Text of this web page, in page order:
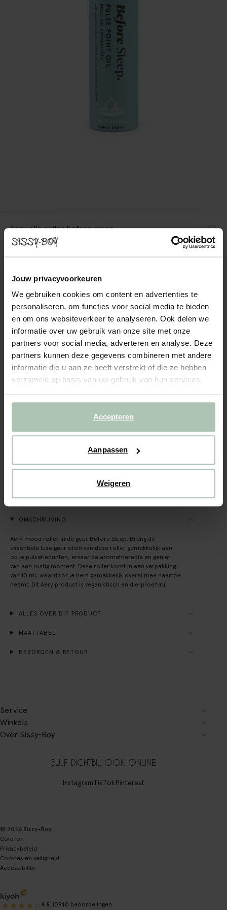
Jouw privacyvoorkeuren
We gebruiken cookies om content en advertenties te
personaliseren, om functies voor social media te bieden
en om ons websiteverkeer te analyseren. Ook delen we
informatie over uw gebruik van onze site met onze
partners voor social media, adverteren en analyse. Deze
partners kunnen deze gegevens combineren met andere
informatie die u aan ze heeft verstrekt of die ze hebben
verzameld op basis van uw gebruik van hun services.
Accepteren
Aanpassen
Weigeren
Aery olie roller before sleep
Kleuren
IN WINKELMAND
BEKIJK WINKELVOORRAAD
Snelle levering
REVIEWS (4)
OMSCHRIJVING
Aery mood roller in de geur Before Sleep. Breng de
essentiële luxe geur oliën van deze roller gemakkelijk aan
op je pulsatiepunten, ervaar de aromatherapie en geniet
van een rustig moment. Deze roller komt in een verpakking
van 10 ml, waardoor je hem gemakkelijk overal mee naartoe
neemt. Dit Aery product is veganistisch en dierproefvrij.
ALLES OVER DIT PRODUCT
MAATTABEL
BEZORGEN & RETOUR
Service
Winkels
Over Sissy-Boy
BLIJF DICHTBIJ, OOK ONLINE
InstagramTikTokPinterest
© 2026 Sissy-Boy
Colofon
Privacybeleid
Cookies en veiligheid
Accessibility
9.5 10940 beoordelingen